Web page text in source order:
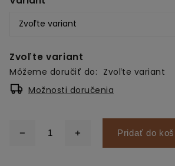
Zvoľte variant
Môžeme doručiť do: Zvoľte variant
Možnosti doručenia
Pridať do